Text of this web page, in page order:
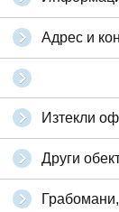
Адрес и
Изтекли
Други